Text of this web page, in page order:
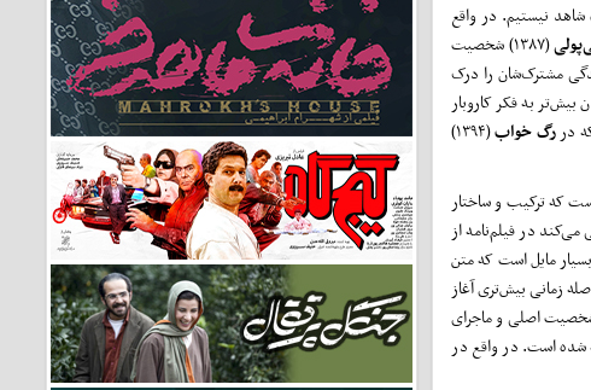
شاهد نیستیم. در واقع
پولی
(۱۳۸۷) شخصیت
مشترک‌شان را درک
بیش‌تر به فکر کاروبار
دررگ خواب
(۱۳۹۴)
که ترکیب و ساختار
در فیلم‌نامه از
مایل است که متن
زمانی بیش‌تری آغاز
اصلی و ماجرای
است. در واقع در